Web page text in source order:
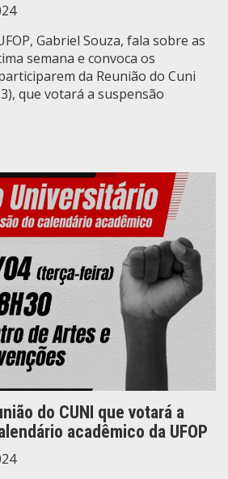
Gabriel Souza, fala sobre as
semana e convoca os
da Reunião do Cuni
que votará a suspensão
do CUNI que votará a
acadêmico da UFOP